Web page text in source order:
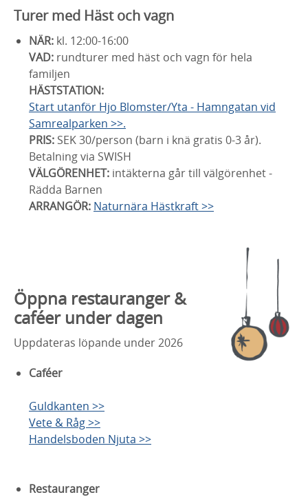
Turer med Häst och vagn
NÄR: kl. 12:00-16:00
VAD: rundturer med häst och vagn för hela
familjen
HÄSTSTATION:
Start utanför Hjo Blomster/Yta - Hamngatan vid
Samrealparken >>.
PRIS: SEK 30/person (barn i knä gratis 0-3 år).
Betalning via SWISH
VÄLGÖRENHET: intäkterna går till välgörenhet -
Rädda Barnen
ARRANGÖR: Naturnära Hästkraft >>
Öppna restauranger &
caféer under dagen
Uppdateras löpande under 2026
Caféer
Guldkanten >>
Vete & Råg >>
Handelsboden Njuta >>
Restauranger